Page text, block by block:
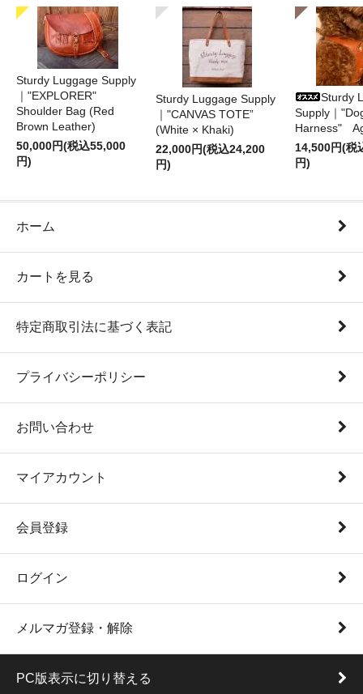
Sturdy Luggage Supply
｜"EXPLORER"
Shoulder Bag (Red
Brown Leather)
50,000円(税込55,000
円)
Sturdy Luggage Supply
｜"CANVAS TOTE”
(White × Khaki)
22,000円(税込24,200
円)
Sturdy
Supply｜
Harness"
14,500円(税
円)
ホーム
カートを見る
特定商取引法に基づく表記
プライバシーポリシー
お問い合わせ
マイアカウント
会員登録
ログイン
メルマガ登録・解除
PC版表示に切り替える